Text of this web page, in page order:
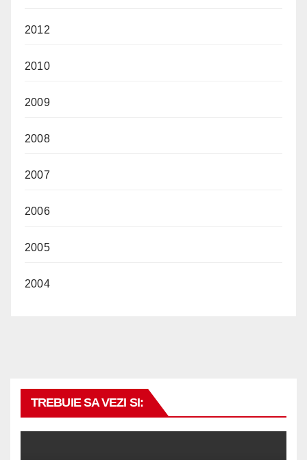
2012
2010
2009
2008
2007
2006
2005
2004
TREBUIE SA VEZI SI: